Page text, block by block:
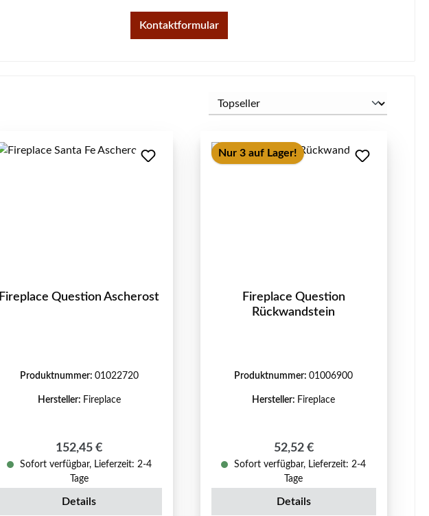
Kontaktformular
Fireplace Question Ascherost
Produktnummer: 01022720
Hersteller: Fireplace
Regulärer Preis:
152,45 €
Sofort verfügbar, Lieferzeit: 2-4
Tage
Details
Nur 3 auf Lager!
Fireplace Question
Rückwandstein
Produktnummer:01006900
Hersteller: Fireplace
Regulärer Preis:
52,52 €
Sofort verfügbar, Lieferzeit: 2-4
Tage
Details